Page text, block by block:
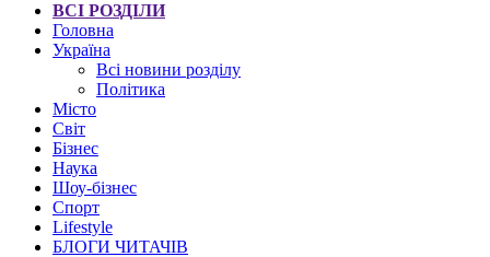
ВСІ РОЗДІЛИ
Головна
Україна
Всі новини розділу
Політика
Місто
Світ
Бізнес
Наука
Шоу-бізнес
Спорт
Lifestyle
БЛОГИ ЧИТАЧІВ